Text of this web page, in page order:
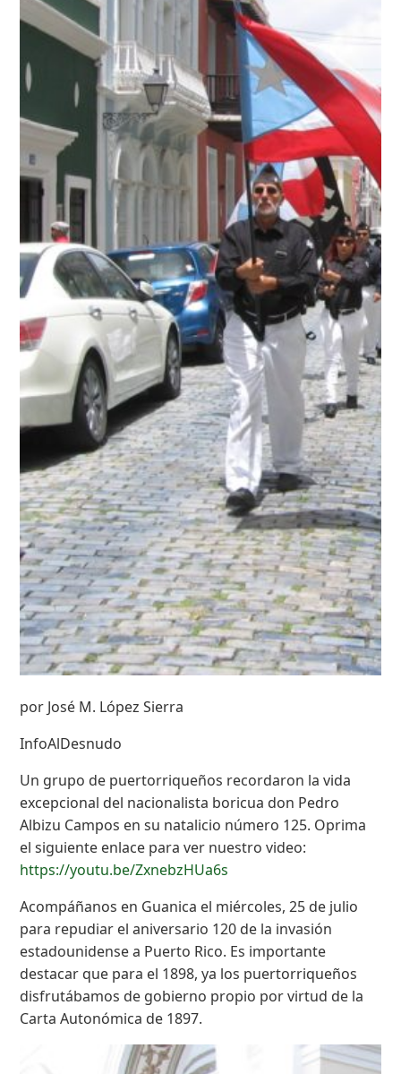
por José M. López Sierra
InfoAlDesnudo
Un grupo de puertorriqueños recordaron la vida
excepcional del nacionalista boricua don Pedro
Albizu Campos en su natalicio número 125. Oprima
el siguiente enlace para ver nuestro video:
https://youtu.be/ZxnebzHUa6s
Acompáñanos en Guanica el miércoles, 25 de julio
para repudiar el aniversario 120 de la invasión
estadounidense a Puerto Rico. Es importante
destacar que para el 1898, ya los puertorriqueños
disfrutábamos de gobierno propio por virtud de la
Carta Autonómica de 1897.